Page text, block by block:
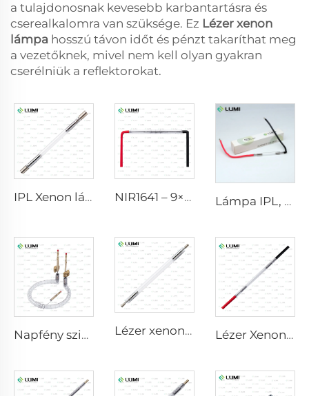
a tulajdonosnak kevesebb karbantartásra és
cserealkalomra van szüksége. Ez Lézer xenon
lámpa hosszú távon időt és pénzt takaríthat meg
a vezetőknek, mivel nem kell olyan gyakran
cserélniük a reflektorokat.
IPL Xenon lámpa P1640 – 7×47×110 mm NIR1641 – 9×45×110 mm Lámpa IPL, modell 9-45-100 vezeték
Napfény szimulátor gázlámpa D1200 – 10×110 mm Lézer xenon lámpa L2851 – 5×105×175 mm Lézer Xenon lámpa L1921 - 7×60×125 mm